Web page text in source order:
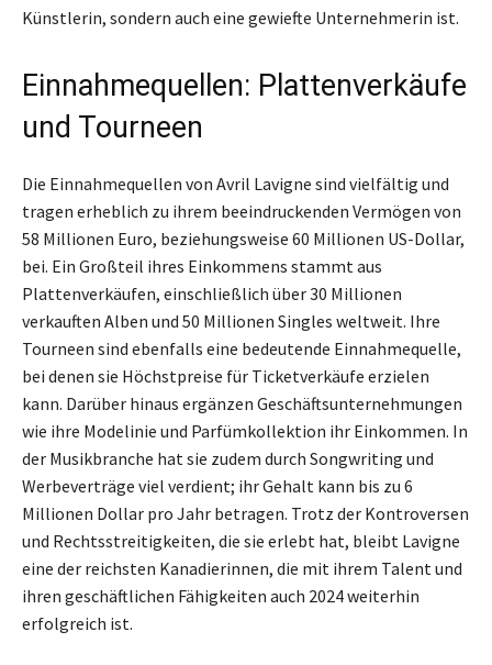
Künstlerin, sondern auch eine gewiefte Unternehmerin ist.
Einnahmequellen: Plattenverkäufe
und Tourneen
Die Einnahmequellen von Avril Lavigne sind vielfältig und
tragen erheblich zu ihrem beeindruckenden Vermögen von
58 Millionen Euro, beziehungsweise 60 Millionen US-Dollar,
bei. Ein Großteil ihres Einkommens stammt aus
Plattenverkäufen, einschließlich über 30 Millionen
verkauften Alben und 50 Millionen Singles weltweit. Ihre
Tourneen sind ebenfalls eine bedeutende Einnahmequelle,
bei denen sie Höchstpreise für Ticketverkäufe erzielen
kann. Darüber hinaus ergänzen Geschäftsunternehmungen
wie ihre Modelinie und Parfümkollektion ihr Einkommen. In
der Musikbranche hat sie zudem durch Songwriting und
Werbeverträge viel verdient; ihr Gehalt kann bis zu 6
Millionen Dollar pro Jahr betragen. Trotz der Kontroversen
und Rechtsstreitigkeiten, die sie erlebt hat, bleibt Lavigne
eine der reichsten Kanadierinnen, die mit ihrem Talent und
ihren geschäftlichen Fähigkeiten auch 2024 weiterhin
erfolgreich ist.